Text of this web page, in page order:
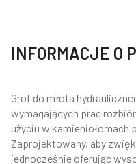
INFORMACJE O
Grot do młota
wymagających prac
użyciu w kamieniołomach
Zaprojektowany, aby
jednocześnie oferując